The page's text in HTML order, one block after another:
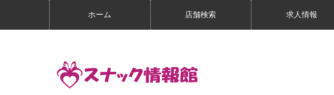
ホーム 店舗検索 求人情報